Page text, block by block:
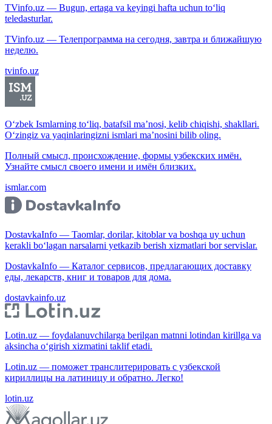
TVinfo.uz — Bugun, ertaga va keyingi hafta uchun to‘liq
teledasturlar.
TVinfo.uz — Телепрограмма на сегодня, завтра и ближайшую
неделю.
tvinfo.uz
O‘zbek Ismlarning to‘liq, batafsil ma’nosi, kelib chiqishi, shakllari.
O‘zingiz va yaqinlaringizni ismlari ma’nosini bilib oling.
Полный смысл, происхождение, формы узбекских имён.
Узнайте смысл своего имени и имён близких.
ismlar.com
DostavkaInfo — Taomlar, dorilar, kitoblar va boshqa uy uchun
kerakli bo‘lagan narsalarni yetkazib berish xizmatlari bor servislar.
DostavkaInfo — Каталог сервисов, предлагающих доставку
еды, лекарств, книг и товаров для дома.
dostavkainfo.uz
Lotin.uz — foydalanuvchilarga berilgan matnni lotindan kirillga va
aksincha o‘girish xizmatini taklif etadi.
Lotin.uz — поможет транслитерировать с узбекской
кириллицы на латиницу и обратно. Легко!
lotin.uz